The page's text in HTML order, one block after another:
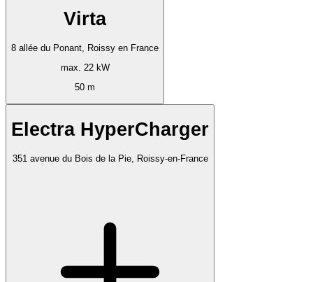
Virta
8 allée du Ponant, Roissy en France
max. 22 kW
50 m
Electra HyperCharger
351 avenue du Bois de la Pie, Roissy-en-France